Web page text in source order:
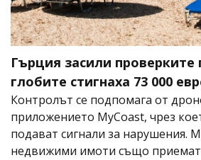
Гърция засили
глобите стигнаха 73 000
Контролът се подпомага от
приложението MyCoast, чрез
подават сигнали за нарушения.
недвижими имоти също